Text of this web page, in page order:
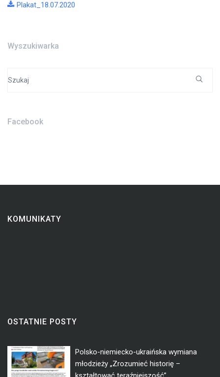
Plakat_18.07.2020
Wyszukiwarka
Facebook
KOMUNIKATY
OSTATNIE POSTY
Polsko-niemiecko-ukraińska wymiana
młodzieży „Zrozumieć historię –